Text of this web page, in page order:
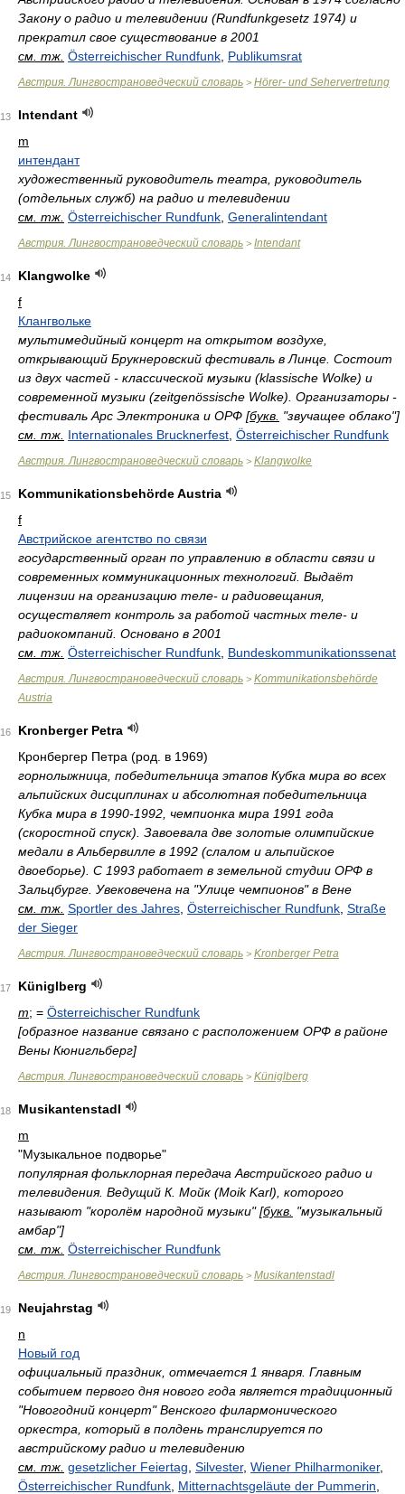
Закону о радио и телевидении (Rundfunkgesetz 1974) и
прекратил свое существование в 2001
см. тж. Österreichischer Rundfunk Publikumsrat
Австрия. Лингвострановедческий словарь > Hörer- und Sehervertretung
13
Intendant
m
интендант
художественный руководитель театра, руководитель
(отдельных служб) на радио и телевидении
см. тж. Österreichischer Rundfunk Generalintendant
Австрия. Лингвострановедческий словарь > Intendant
14
Klangwolke
f
Клангвольке
мультимедийный концерт на открытом воздухе,
открывающий Брукнеровский фестиваль в Линце. Состоит
из двух частей - классической музыки (klassische Wolke) и
современной музыки (zeitgenössische Wolke). Организаторы -
фестиваль Арс Электроника и ОРФ [букв. "звучащее облако"]
см. тж. Internationales Brucknerfest Österreichischer Rundfunk
Австрия. Лингвострановедческий словарь > Klangwolke
15
Kommunikationsbehörde Austria
f
Австрийское агентство по связи
государственный орган по управлению в области связи и
современных коммуникационных технологий. Выдаёт
лицензии на организацию теле- и радиовещания,
осуществляет контроль за работой частных теле- и
радиокомпаний. Основано в 2001
см. тж. Österreichischer Rundfunk Bundeskommunikationssenat
Австрия. Лингвострановедческий словарь > Kommunikationsbehörde
Austria
16
Kronberger Petra
Кронбергер Петра (род. в 1969)
горнолыжница, победительница этапов Кубка мира во всех
альпийских дисциплинах и абсолютная победительница
Кубка мира в 1990-1992, чемпионка мира 1991 года
(скоростной спуск). Завоевала две золотые олимпийские
медали в Альбервилле в 1992 (слалом и альпийское
двоеборье). С 1993 работает в земельной студии ОРФ в
Зальцбурге. Увековечена на "Улице чемпионов" в Вене
см. тж. Sportler des Jahres Österreichischer Rundfunk Straße
der Sieger
Австрия. Лингвострановедческий словарь > Kronberger Petra
17
Küniglberg
m; = Österreichischer Rundfunk
[образное название связано с расположением ОРФ в районе
Вены Кюнигльберг]
Австрия. Лингвострановедческий словарь > Küniglberg
18
Musikantenstadl
m
"Музыкальное подворье"
популярная фольклорная передача Австрийского радио и
телевидения. Ведущий К. Мойк (Moik Karl), которого
называют "королём народной музыки" [букв. "музыкальный
амбар"]
см. тж. Österreichischer Rundfunk
Австрия. Лингвострановедческий словарь > Musikantenstadl
19
Neujahrstag
n
Новый год
официальный праздник, отмечается 1 января. Главным
событием первого дня нового года является традиционный
"Новогодний концерт" Венского филармонического
оркестра, который в полдень транслируется по
австрийскому радио и телевидению
см. тж. gesetzlicher Feiertag Silvester, Wiener Philharmoniker,
Österreichischer Rundfunk Mitternachtsgeläute der Pummerin